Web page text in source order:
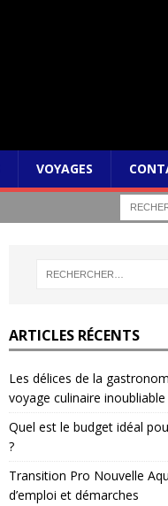
VOYAGES
ARTICLES RÉCENTS
Les délices de la
voyage culinaire inoubliable
Quel est le budget idéal
?
Transition Pro Nouvelle
d’emploi et démarches